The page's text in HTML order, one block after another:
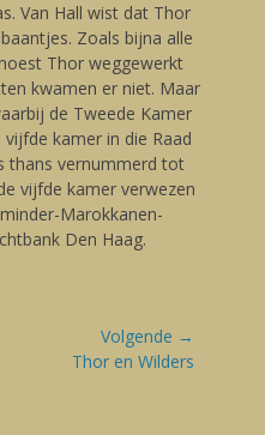
Van Hall wist dat Thor
Zoals bijna alle
Thor weggewerkt
kwamen er niet. Maar
de Tweede Kamer
kamer in die Raad
thans vernummerd tot
vijfde kamer verwezen
Marokkanen-
Den Haag.
Volgende →
Thor en Wilders